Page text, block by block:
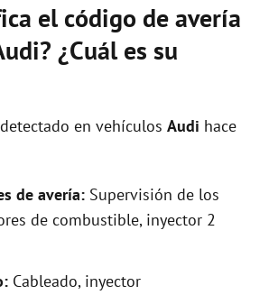
el código de avería
¿Cuál es su
detectado en vehículos Audi hace
de avería: Supervisión de los
de combustible, inyector 2
Cableado, inyector